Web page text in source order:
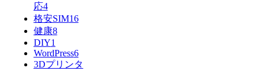
応4
格安SIM16
健康8
DIY1
WordPress6
3Dプリンタ